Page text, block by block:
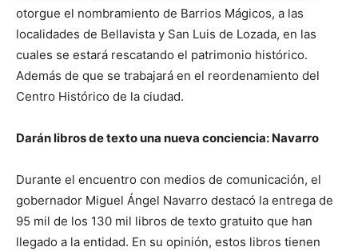
otorgue el nombramiento de Barrios Mágicos, a las
localidades de Bellavista y San Luis de Lozada, en las
cuales se estará rescatando el patrimonio histórico.
Además de que se trabajará en el reordenamiento del
Centro Histórico de la ciudad.
Darán libros de texto una nueva conciencia: Navarro
Durante el encuentro con medios de comunicación, el
gobernador Miguel Ángel Navarro destacó la entrega de
95 mil de los 130 mil libros de texto gratuito que han
llegado a la entidad. En su opinión, estos libros tienen